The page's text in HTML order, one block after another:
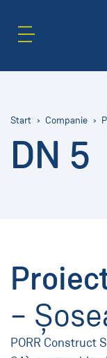
Start Companie
DN 5
–
PORR Construct